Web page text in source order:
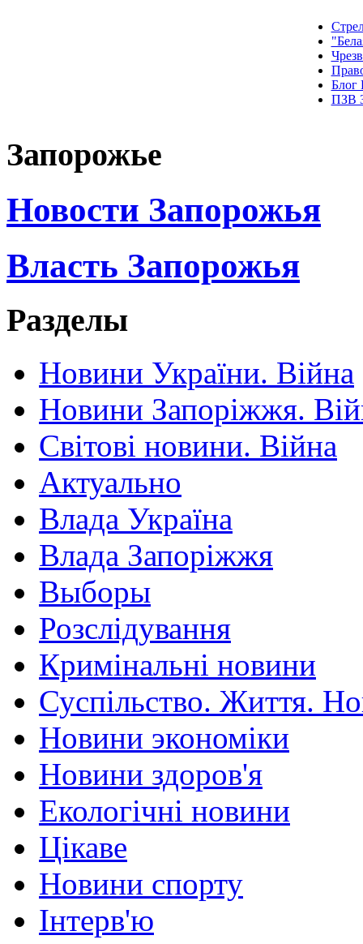
Блог
ПЗВ
Запорожье
Новости Запорожья
Власть Запорожья
Разделы
Новини України. Війна
Новини Запоріжжя.
Світові новини. Війна
Актуально
Влада Україна
Влада Запоріжжя
Выборы
Розслідування
Кримінальні новини
Суспільство. Життя.
Новини экономіки
Новини здоров'я
Екологічні новини
Цікаве
Новини спорту
Інтерв'ю